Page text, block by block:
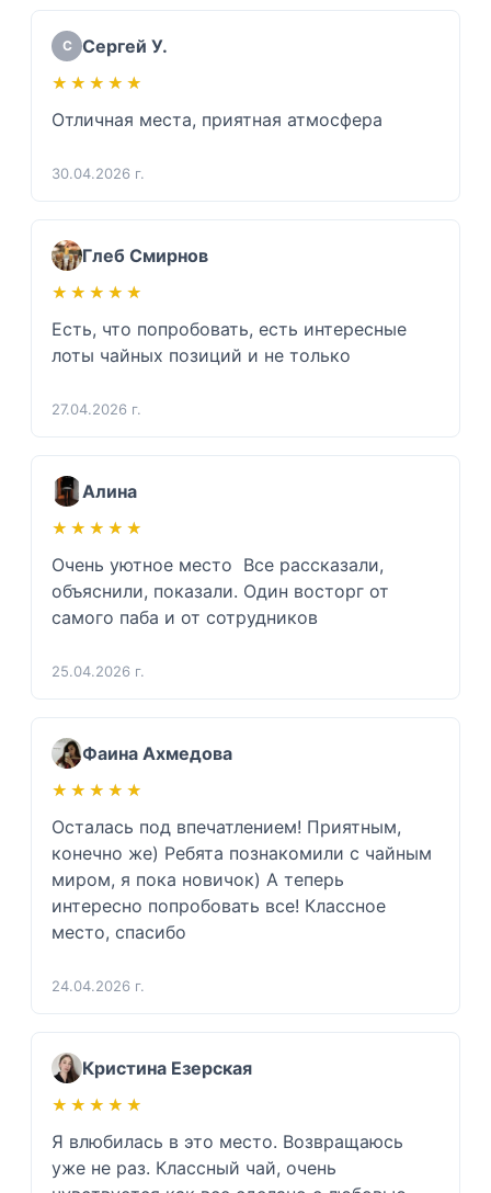
С Сергей У.
★★★★★
★★★★★
Отличная места, приятная атмосфера
30.04.2026 г.
Глеб Смирнов
★★★★★
★★★★★
Есть, что попробовать, есть интересные
лоты чайных позиций и не только
27.04.2026 г.
Алина
★★★★★
★★★★★
Очень уютное место  Все рассказали,
объяснили, показали. Один восторг от
самого паба и от сотрудников
25.04.2026 г.
Фаина Ахмедова
★★★★★
★★★★★
Осталась под впечатлением! Приятным,
конечно же) Ребята познакомили с чайным
миром, я пока новичок) А теперь
интересно попробовать все! Классное
место, спасибо
24.04.2026 г.
Кристина Езерская
★★★★★
★★★★★
Я влюбилась в это место. Возвращаюсь
уже не раз. Классный чай, очень